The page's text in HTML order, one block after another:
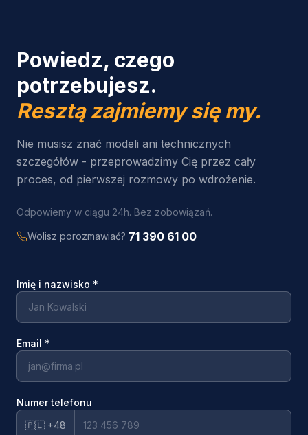
Powiedz, czego
potrzebujesz.
Resztą zajmiemy się my.
Nie musisz znać modeli ani technicznych
szczegółów - przeprowadzimy Cię przez cały
proces, od pierwszej rozmowy po wdrożenie.
Odpowiemy w ciągu 24h. Bez zobowiązań.
Wolisz porozmawiać? 71 390 61 00
Imię i nazwisko *
Email *
Numer telefonu
🇵🇱 +48